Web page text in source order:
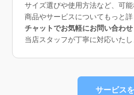
サイズ選びや使用方法など、可能
商品やサービスについてもっと詳
チャットでお気軽にお問い合わ
当店スタッフが丁寧に対応いたし
サービス